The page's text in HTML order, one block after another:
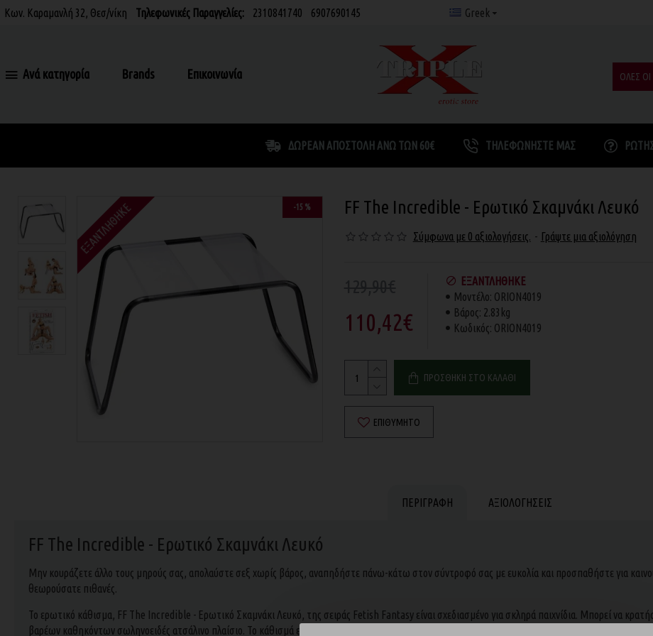
Κων. Καραμανλή 32, Θεσ/νίκη Τηλεφωνικές Παραγγελίες: 2310841740 6907690145 Greek
Ανά κατηγορία Brands Επικοινωνία ΟΛΕΣ ΟΙ
ΔΩΡΕΆΝ ΑΠΟΣΤΟΛΉ ΆΝΩ ΤΩΝ 60€ ΤΗΛΕΦΩΝΉΣΤΕ ΜΑΣ
-15 %
ΕΞΑΝΤΛΉΘΗΚΕ FF The Incredible - Ερωτικό Σκαμνάκι Λευκό
Σύμφωνα με 0 αξιολογήσεις. - Γράψτε μια αξιολόγηση
110,42€
ΕΞΑΝΤΛΉΘΗΚΕ
Μοντέλο: ORION4019
Βάρος: 2.83kg
Κωδικός: ORION4019
ΠΡΟΣΘΉΚΗ ΣΤΟ ΚΑΛΆΘΙ
ΕΠΙΘΥΜΗΤΌ
ΠΕΡΙΓΡΑΦΉ ΑΞΙΟΛΟΓΉΣΕΙΣ
FF The Incredible - Ερωτικό Σκαμνάκι Λευκό
Μην κουράζετε άλλο τους μηρούς σας, απολαύστε σεξ χωρίς βάρος, αναπηδήστε πάνω-κάτω στον σύντροφό σας με ευκολία και προσπαθήστε για
θεωρούσατε πιθανές.
Το ερωτικό κάθισμα, FF The Incredible - Ερωτικό Σκαμνάκι Λευκό, της σειράς Fetish Fantasy είναι σχεδιασμένο για σκληρά παιχνίδια. Μπορεί να
βαρέων καθηκόντων σωληνοειδές ατσάλινο πλαίσιο. Το κάθισμά είναι εύκαμπτο, εύκολο στο καθάρισμα και φτιαγμένο από TPU υψηλής δύναμης. Το